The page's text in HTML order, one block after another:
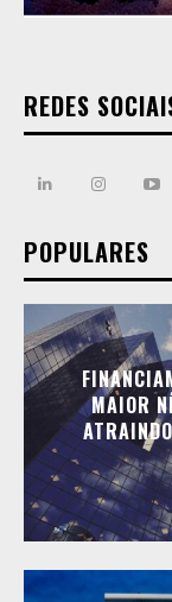
REDES
POPULARES
MAIOR